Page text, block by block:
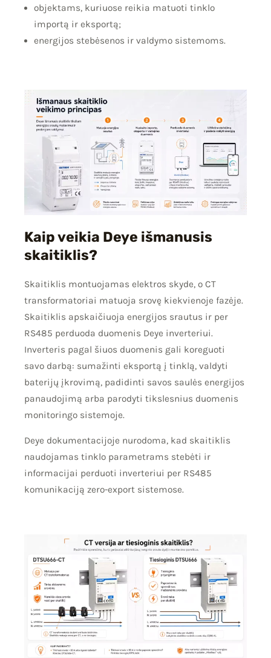
objektams, kuriuose reikia matuoti tinklo
importą ir eksportą;
energijos stebėsenos ir valdymo sistemoms.
Kaip veikia Deye išmanusis
skaitiklis?
Skaitiklis montuojamas elektros skyde, o CT
transformatoriai matuoja srovę kiekvienoje fazėje.
Skaitiklis apskaičiuoja energijos srautus ir per
RS485 perduoda duomenis Deye inverteriui.
Inverteris pagal šiuos duomenis gali koreguoti
savo darbą: sumažinti eksportą į tinklą, valdyti
baterijų įkrovimą, padidinti savos saulės energijos
panaudojimą arba parodyti tikslesnius duomenis
monitoringo sistemoje.
Deye dokumentacijoje nurodoma, kad skaitiklis
naudojamas tinklo parametrams stebėti ir
informacijai perduoti inverteriui per RS485
komunikaciją zero-export sistemose.